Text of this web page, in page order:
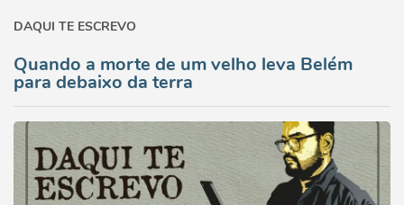
DAQUI TE ESCREVO
Quando a morte de um velho leva Belém
para debaixo da terra